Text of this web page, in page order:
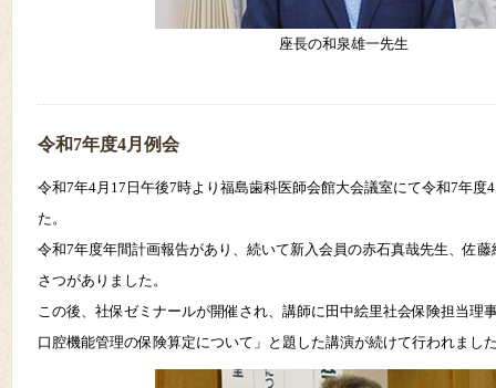
座長の和泉雄一先生
令和7年度4月例会
令和7年4月17日午後7時より福島歯科医師会館大会議室にて令和7年度
た。
令和7年度年間計画報告があり、続いて新入会員の赤石真哉先生、佐
さつがありました。
この後、社保ゼミナールが開催され、講師に田中絵里社会保険担当理
口腔機能管理の保険算定について」と題した講演が続けて行われまし